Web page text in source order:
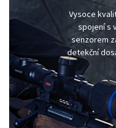
Vysoce
spojení s
senzorem
detekční